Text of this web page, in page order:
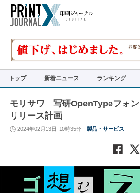
で
リ
トップ 新着ニュース ランキング
モリサワ 写研OpenTypeフォン
リリース計画
2024年02月13日 10時35分 製品・サービス